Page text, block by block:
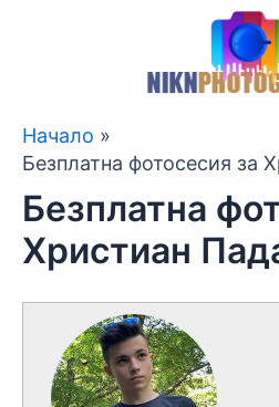
Skip
content
Начало
Безплатна фотосесия за
Безплатна
Христиан